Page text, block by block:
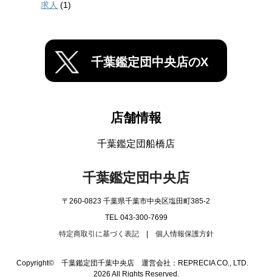
求人 (1)
千葉鑑定団中央店のX
店舗情報
千葉鑑定団船橋店
千葉鑑定団中央店
〒260-0823 千葉県千葉市中央区塩田町385-2
TEL 043-300-7699
特定商取引に基づく表記| 個人情報保護方針
Copyright© 千葉鑑定団千葉中央店 運営会社：REPRECIA CO., LTD.
2026 All Rights Reserved.